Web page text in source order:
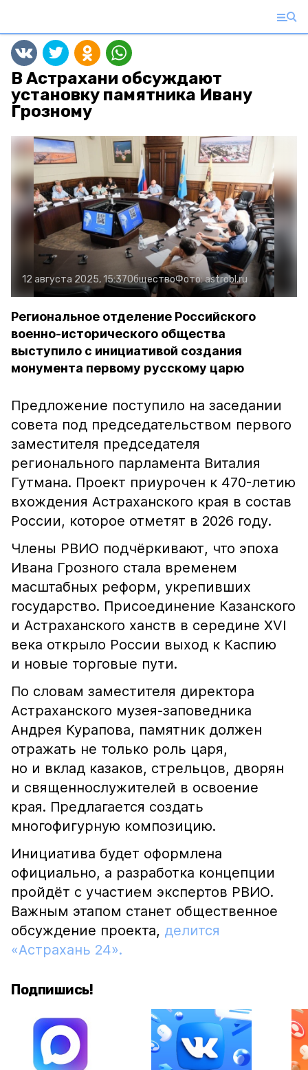
В Астрахани обсуждают
установку памятника Ивану
Грозному
12 августа 2025, 15:37ОбществоФото:astrobl.ru
Региональное отделение Российского
военно-исторического общества
выступило с инициативой создания
монумента первому русскому царю
Предложение поступило на заседании
совета под председательством первого
заместителя председателя
регионального парламента Виталия
Гутмана. Проект приурочен к 470-летию
вхождения Астраханского края в состав
России, которое отметят в 2026 году.
Члены РВИО подчёркивают, что эпоха
Ивана Грозного стала временем
масштабных реформ, укрепивших
государство. Присоединение Казанского
и Астраханского ханств в середине XVI
века открыло России выход к Каспию
и новые торговые пути.
По словам заместителя директора
Астраханского музея-заповедника
Андрея Курапова, памятник должен
отражать не только роль царя,
но и вклад казаков, стрельцов, дворян
и священнослужителей в освоение
края. Предлагается создать
многофигурную композицию.
Инициатива будет оформлена
официально, а разработка концепции
пройдёт с участием экспертов РВИО.
Важным этапом станет общественное
обсуждение проекта, делится
«Астрахань 24».
Подпишись!